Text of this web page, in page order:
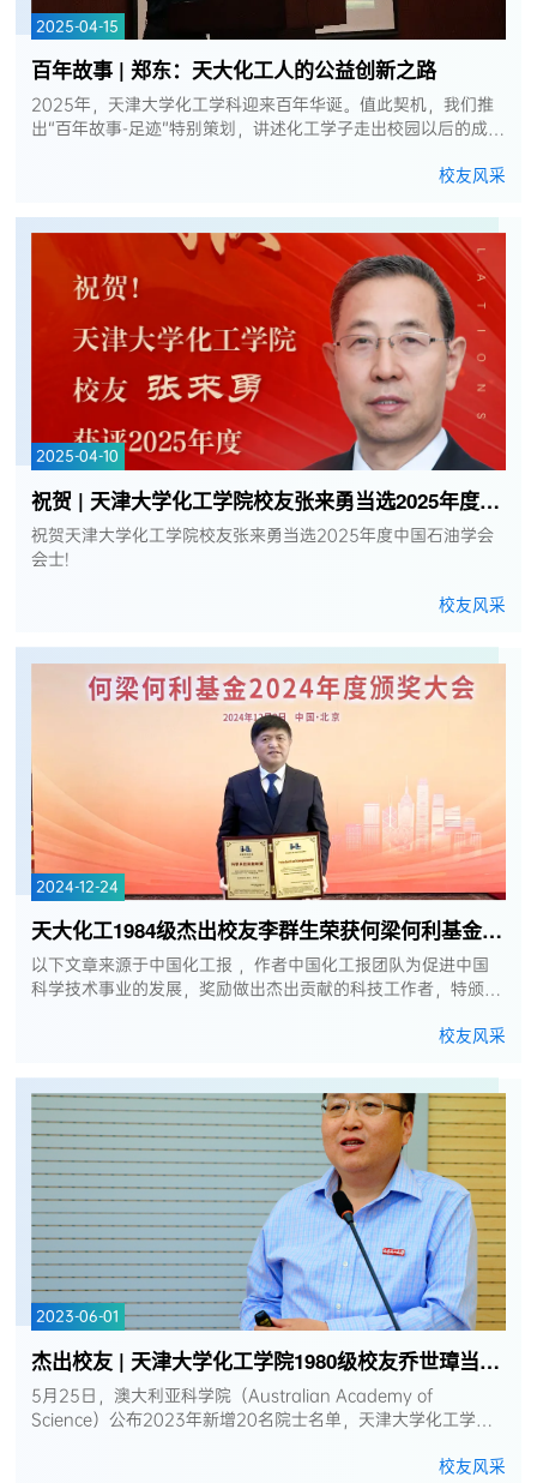
2025-04-15
百年故事 | 郑东：天大化工人的公益创新之路
2025年，天津大学化工学科迎来百年华诞。值此契机，我们推
出“百年故事-足迹”特别策划，讲述化工学子走出校园以后的成长
校友风采
2025-04-10
祝贺 | 天津大学化工学院校友张来勇当选2025年度中国石油学会会士
祝贺天津大学化工学院校友张来勇当选2025年度中国石油学会
会士!
校友风采
2024-12-24
天大化工1984级杰出校友李群生荣获何梁何利基金科学与技术创新奖
以下文章来源于中国化工报 ，作者中国化工报团队为促进中国
科学技术事业的发展，奖励做出杰出贡献的科技工作者，特颁发
校友风采
2023-06-01
杰出校友 | 天津大学化工学院1980级校友乔世璋当选澳大利亚科学院院士
5月25日，澳大利亚科学院（Australian Academy of
Science）公布2023年新增20名院士名单，天津大学化工学院
校友风采